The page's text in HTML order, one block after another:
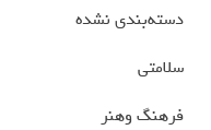
دسته‌بندی نشده
سلامتی
فرهنگ وهنر